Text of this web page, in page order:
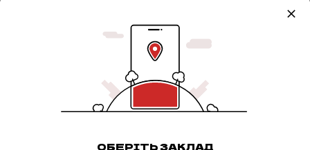
290 ₴
ОБЕРІТЬ ЗАКЛАД